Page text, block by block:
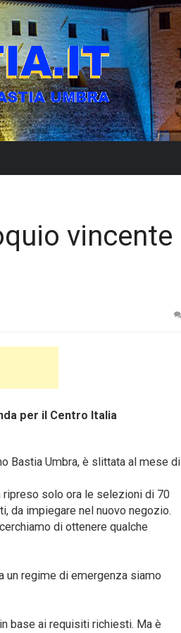
vincente
per il Centro Italia
Bastia Umbra, è slittata al mese di
ripreso solo ora le selezioni di 70
da impiegare nel nuovo negozio.
di ottenere qualche
un regime di emergenza siamo
base ai requisiti richiesti. Ma è